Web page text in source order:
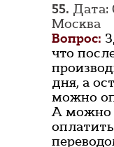
55. Дата:
Москва
Вопрос:
что
дня, а
можно
А можно